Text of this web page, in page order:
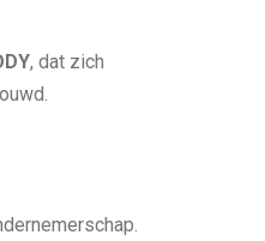
, dat zich